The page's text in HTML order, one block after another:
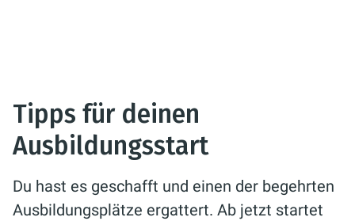
Tipps für deinen
Ausbildungsstart
Du hast es geschafft und einen der begehrten
Ausbildungsplätze ergattert. Ab jetzt startet